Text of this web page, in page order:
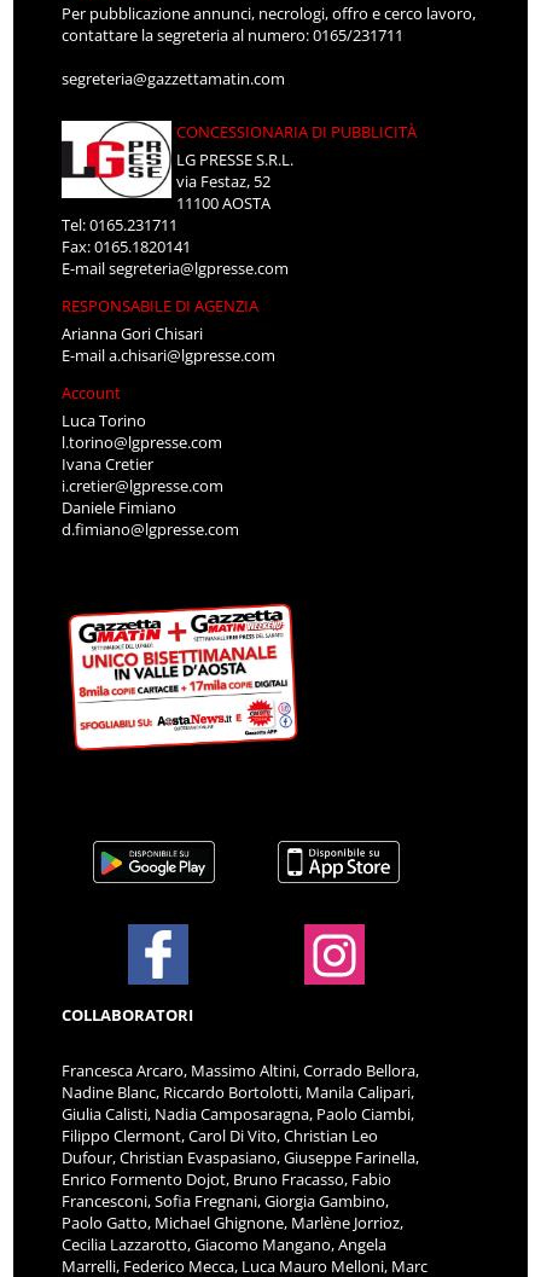
Per pubblicazione annunci, necrologi, offro e cerco lavoro,
contattare la segreteria al numero: 0165/231711
segreteria@gazzettamatin.com
CONCESSIONARIA DI PUBBLICITÀ
LG PRESSE S.R.L.
via Festaz, 52
11100 AOSTA
Tel: 0165.231711
Fax: 0165.1820141
E-mailsegreteria@lgpresse.com
RESPONSABILE DI AGENZIA
Arianna Gori Chisari
E-maila.chisari@lgpresse.com
Account
Luca Torino
l.torino@lgpresse.com
Ivana Cretier
i.cretier@lgpresse.com
Daniele Fimiano
d.fimiano@lgpresse.com
COLLABORATORI
Francesca Arcaro, Massimo Altini, Corrado Bellora,
Nadine Blanc, Riccardo Bortolotti, Manila Calipari,
Giulia Calisti, Nadia Camposaragna, Paolo Ciambi,
Filippo Clermont, Carol Di Vito, Christian Leo
Dufour, Christian Evaspasiano, Giuseppe Farinella,
Enrico Formento Dojot, Bruno Fracasso, Fabio
Francesconi, Sofia Fregnani, Giorgia Gambino,
Paolo Gatto, Michael Ghignone, Marlène Jorrioz,
Cecilia Lazzarotto, Giacomo Mangano, Angela
Marrelli, Federico Mecca, Luca Mauro Melloni, Marc